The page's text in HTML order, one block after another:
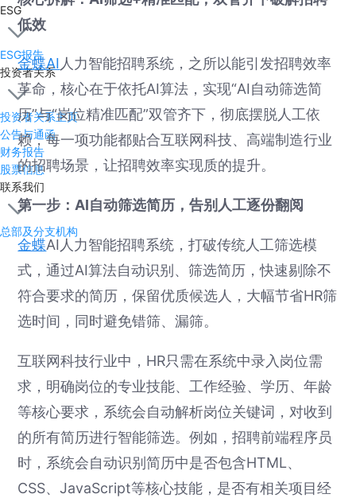
ESG
ESG报告
投资者关系
投资者关系主页
公告与通函
财务报告
股票信息
联系我们
总部及分支机构
低效
金蝶AI人力智能招聘系统，之所以能引发招聘效率
革命，核心在于依托AI算法，实现“AI自动筛选简
历”与“岗位精准匹配”双管齐下，彻底摆脱人工依
赖，每一项功能都贴合互联网科技、高端制造行业
的招聘场景，让招聘效率实现质的提升。
第一步：AI自动筛选简历，告别人工逐份翻阅
金蝶AI人力智能招聘系统，打破传统人工筛选模
式，通过AI算法自动识别、筛选简历，快速剔除不
符合要求的简历，保留优质候选人，大幅节省HR筛
选时间，同时避免错筛、漏筛。
互联网科技行业中，HR只需在系统中录入岗位需
求，明确岗位的专业技能、工作经验、学历、年龄
等核心要求，系统会自动解析岗位关键词，对收到
的所有简历进行智能筛选。例如，招聘前端程序员
时，系统会自动识别简历中是否包含HTML、
CSS、JavaScript等核心技能，是否有相关项目经